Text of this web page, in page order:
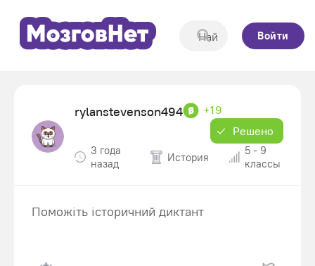
Войти
rylanstevenson494
+19
Решено
3 года
назад
История
5 - 9
классы
Поможіть історичний диктант